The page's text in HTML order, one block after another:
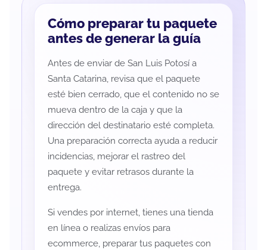
Cómo preparar tu paquete
antes de generar la guía
Antes de enviar de San Luis Potosí a
Santa Catarina, revisa que el paquete
esté bien cerrado, que el contenido no se
mueva dentro de la caja y que la
dirección del destinatario esté completa.
Una preparación correcta ayuda a reducir
incidencias, mejorar el rastreo del
paquete y evitar retrasos durante la
entrega.
Si vendes por internet, tienes una tienda
en línea o realizas envíos para
ecommerce, preparar tus paquetes con